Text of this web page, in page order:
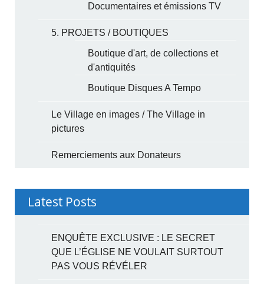
Documentaires et émissions TV
5. PROJETS / BOUTIQUES
Boutique d'art, de collections et
d'antiquités
Boutique Disques A Tempo
Le Village en images / The Village in
pictures
Remerciements aux Donateurs
Latest Posts
ENQUÊTE EXCLUSIVE : LE SECRET
QUE L’ÉGLISE NE VOULAIT SURTOUT
PAS VOUS RÉVÉLER